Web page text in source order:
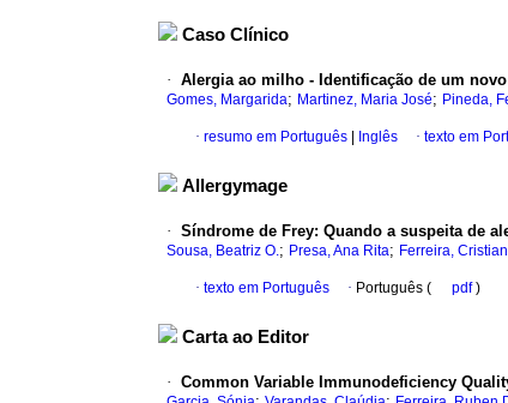
Caso Clínico
· Alergia ao milho - Identificação de um
Gomes, Margarida; Martinez, Maria José; Pineda,
· resumo em Português Inglês · texto em
Allergymage
· Síndrome de Frey: Quando a suspeita de
Sousa, Beatriz O.; Presa, Ana Rita; Ferreira,
· texto em Português · Português ( pdf)
Carta ao Editor
· Common Variable Immunodeficiency